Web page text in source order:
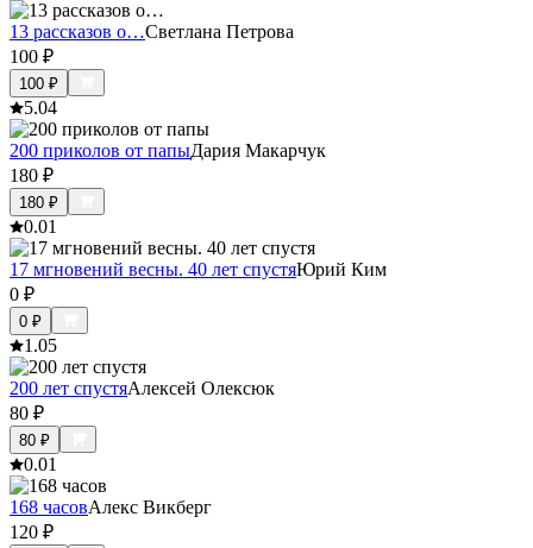
13 рассказов о…Светлана Петрова
100 ₽
100 ₽
5.04
200 приколов от папыДария Макарчук
180 ₽
180 ₽
0.01
17 мгновений весны. 40 лет спустяЮрий Ким
0 ₽
0 ₽
1.05
200 лет спустяАлексей Олексюк
80 ₽
80 ₽
0.01
168 часовАлекс Викберг
120 ₽